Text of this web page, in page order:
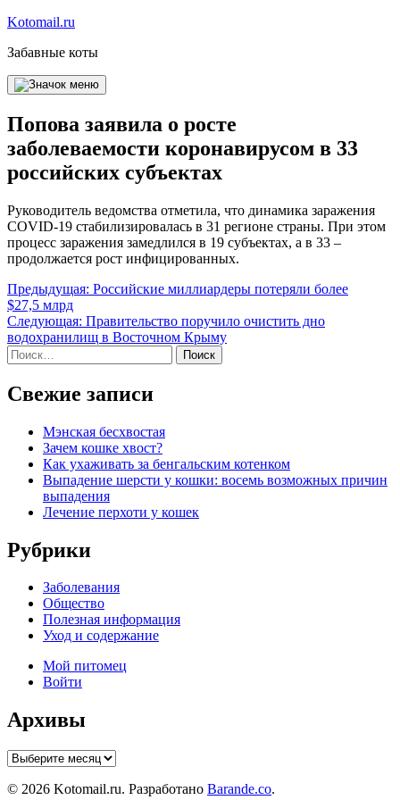
Перейти
содержимому
Kotomail.ru
Забавные коты
Попова заявила о росте
заболеваемости коронавирусом в 33
российских субъектах
Руководитель ведомства отметила, что динамика заражения
COVID-19 стабилизировалась в 31 регионе страны. При этом
процесс заражения замедлился в 19 субъектах, а в 33 –
продолжается рост инфицированных.
Навигация
по
записям
Предыдущая: Российские миллиардеры потеряли более
$27,5 млрд
Следующая: Правительство поручило очистить дно
водохранилищ в Восточном Крыму
Найти:
Свежие записи
Мэнская бесхвостая
Зачем кошке хвост?
Как ухаживать за бенгальским котенком
Выпадение шерсти у кошки: восемь возможных причин
выпадения
Лечение перхоти у кошек
Рубрики
Заболевания
Общество
Полезная информация
Уход и содержание
Мой питомец
Войти
Архивы
Архивы
© 2026 Kotomail.ru. Разработано Barande.co.